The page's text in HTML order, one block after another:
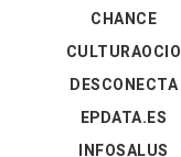
CHANCE
CULTURAOCIO
DESCONECTA
EPDATA.ES
INFOSALUS